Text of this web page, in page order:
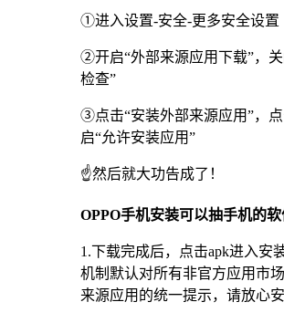
①进入设置-安全-更多安全设置
②开启“外部来源应用下载”，
检查”
③点击“安装外部来源应用”，
启“允许安装应用”
☝️然后就大功告成了！
OPPO手机安装可以抽手机的软
1.下载完成后，点击apk进入安
机制默认对所有非官方应用市
来源应用的统一提示，请放心安